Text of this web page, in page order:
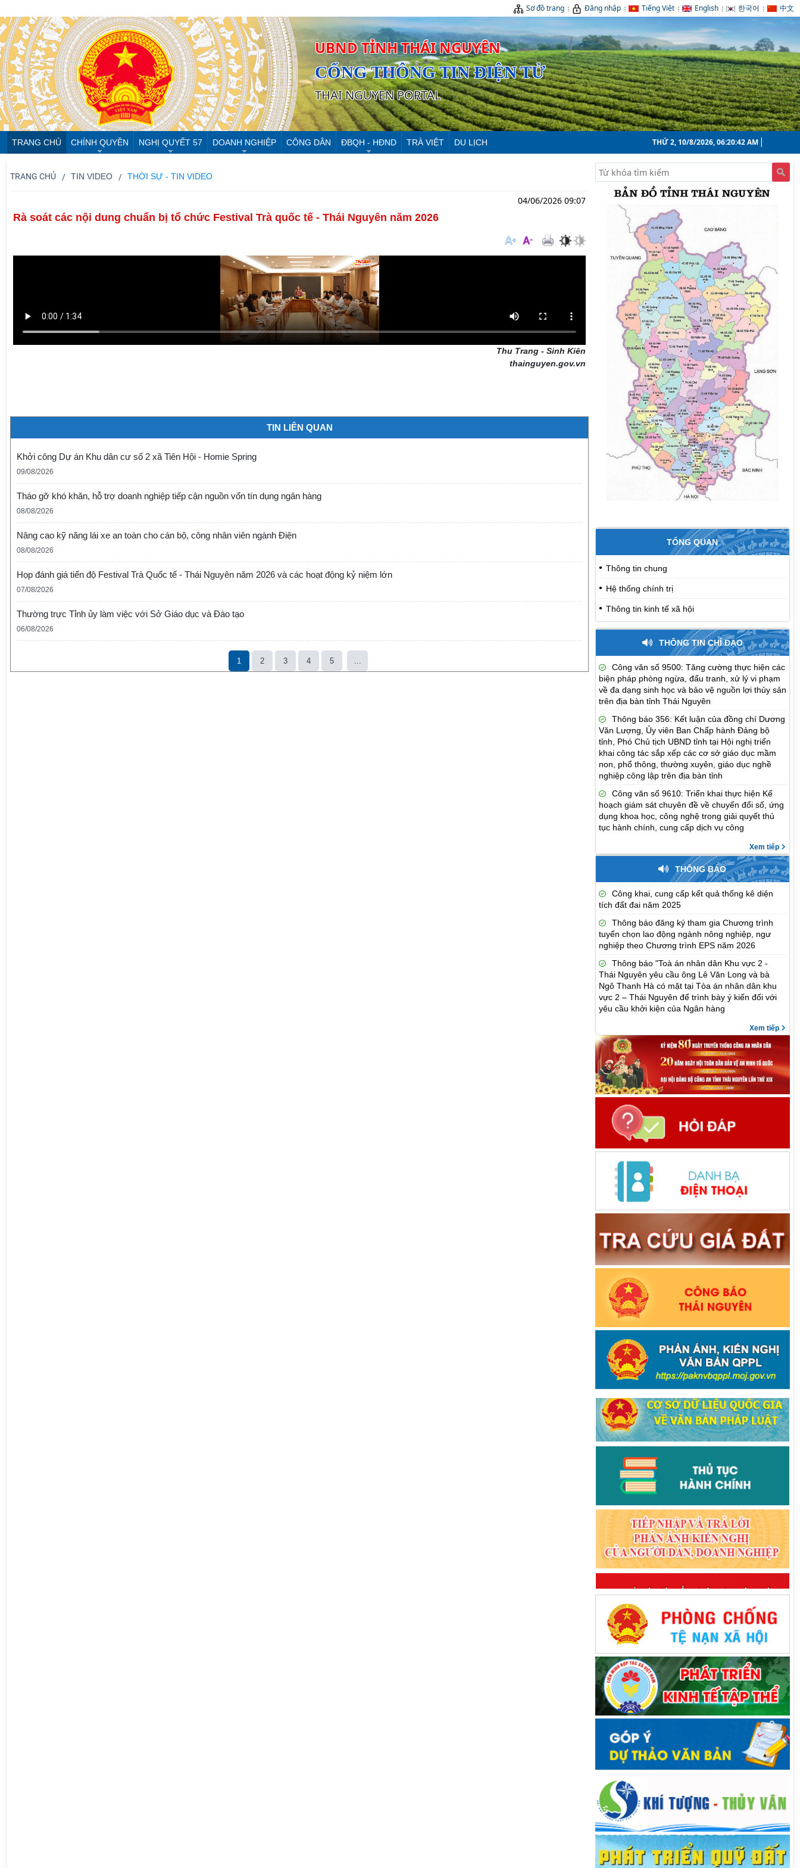
Sơ đồ trang Đăng nhập Tiếng Việt English 한국어 中文
UBND TỈNH THÁI NGUYÊN
CỔNG THÔNG TIN ĐIỆN TỬ
THAI NGUYEN PORTAL
TRANG CHỦ CHÍNH QUYỀN NGHỊ QUYẾT 57 DOANH NGHIỆP CÔNG DÂN ĐBQH - HĐND TRÀ VIỆT DU LỊCH THỨ 2, 10/8/2026, 06:20:43 AM
TRANG CHỦ TIN VIDEO THỜI SỰ - TIN VIDEO
04/06/2026 09:07
Rà soát các nội dung chuẩn bị tổ chức Festival Trà quốc tế - Thái Nguyên năm 2026
Thu Trang - Sinh Kiên
thainguyen.gov.vn
TIN LIÊN QUAN
Khởi công Dự án Khu dân cư số 2 xã Tiên Hội - Homie Spring
09/08/2026
Tháo gỡ khó khăn, hỗ trợ doanh nghiệp tiếp cận nguồn vốn tín dụng ngân hàng
08/08/2026
Nâng cao kỹ năng lái xe an toàn cho cán bộ, công nhân viên ngành Điện
08/08/2026
Họp đánh giá tiến độ Festival Trà Quốc tế - Thái Nguyên năm 2026 và các hoạt động kỷ niệm lớn
07/08/2026
Thường trực Tỉnh ủy làm việc với Sở Giáo dục và Đào tạo
06/08/2026
1 2 3 4 5 ...
TỔNG QUAN
Thông tin chung
Hệ thống chính trị
Thông tin kinh tế xã hội
THÔNG TIN CHỈ ĐẠO
Công văn số 9500: Tăng cường thực hiện các
biện pháp phòng ngừa, đấu tranh, xử lý vi phạm
về đa dạng sinh học và bảo vệ nguồn lợi thủy sản
trên địa bàn tỉnh Thái Nguyên
Thông báo 356: Kết luận của đồng chí Dương
Văn Lượng, Ủy viên Ban Chấp hành Đảng bộ
tỉnh, Phó Chủ tịch UBND tỉnh tại Hội nghị triển
khai công tác sắp xếp các cơ sở giáo dục mầm
non, phổ thông, thường xuyên, giáo dục nghề
nghiệp công lập trên địa bàn tỉnh
Công văn số 9610: Triển khai thực hiện Kế
hoạch giám sát chuyên đề về chuyển đổi số, ứng
dụng khoa học, công nghệ trong giải quyết thủ
tục hành chính, cung cấp dịch vụ công
Xem tiếp
THÔNG BÁO
Công khai, cung cấp kết quả thống kê diện
tích đất đai năm 2025
Thông báo đăng ký tham gia Chương trình
tuyển chọn lao động ngành nông nghiệp, ngư
nghiệp theo Chương trình EPS năm 2026
Thông báo "Toà án nhân dân Khu vực 2 -
Thái Nguyên yêu cầu ông Lê Văn Long và bà
Ngô Thanh Hà có mặt tại Tòa án nhân dân khu
vực 2 – Thái Nguyên để trình bày ý kiến đối với
yêu cầu khởi kiện của Ngân hàng
Xem tiếp